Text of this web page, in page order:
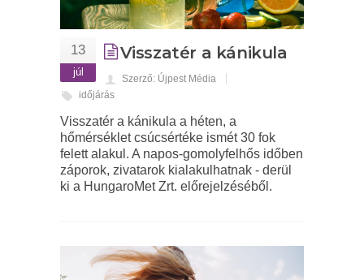
13
júl
Visszatér a kánikula
Szerző: Újpest Média
időjárás
Visszatér a kánikula a héten, a
hőmérséklet csúcsértéke ismét 30 fok
felett alakul. A napos-gomolyfelhős időben
záporok, zivatarok kialakulhatnak - derül
ki a HungaroMet Zrt. előrejelzéséből.